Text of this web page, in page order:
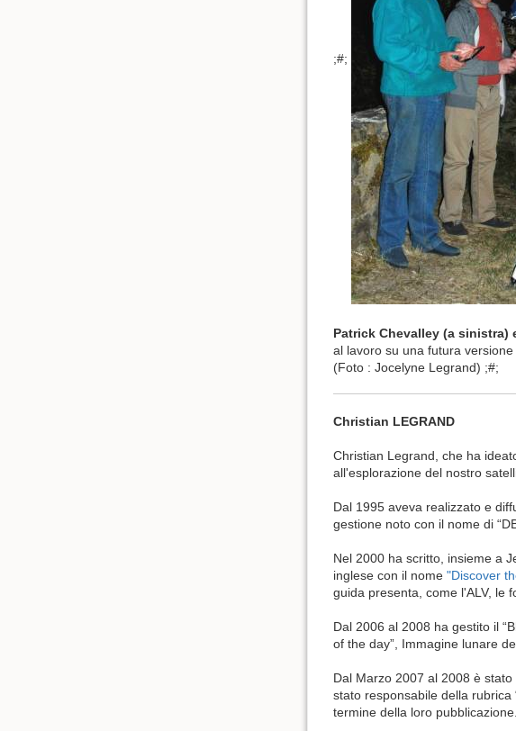
;#;
Patrick Chevalley (a sinistra)
al lavoro su una futura
(Foto : Jocelyne Legrand) ;#;
Christian LEGRAND
Christian Legrand, che ha
all'esplorazione del nostro
Dal 1995 aveva realizzato e
gestione noto con il nome di
Nel 2000 ha scritto, insieme a
inglese con il nome "Discover
guida presenta, come l'ALV, le
Dal 2006 al 2008 ha gestito il
of the day”, Immagine lunare
Dal Marzo 2007 al 2008 è
stato responsabile della
termine della loro pubblicazione.